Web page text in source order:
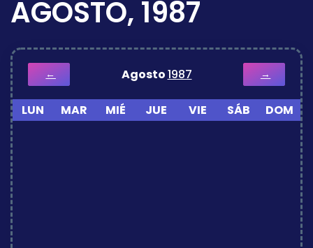
AGOSTO, 1987
← Agosto1987 →
LUN MAR MIÉ JUE VIE SÁB DOM